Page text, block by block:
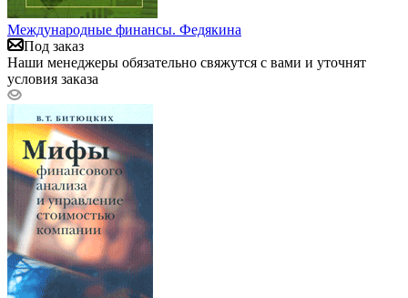
Международные финансы. Федякина
Под заказ
Наши менеджеры обязательно свяжутся с вами и уточнят
условия заказа